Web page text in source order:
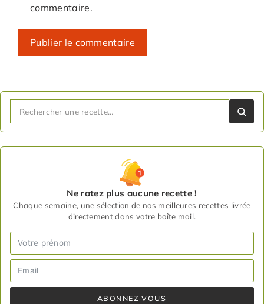
commentaire.
Ne ratez plus aucune recette !
Chaque semaine, une sélection de nos meilleures recettes livrée
directement dans votre boîte mail.
ABONNEZ-VOUS